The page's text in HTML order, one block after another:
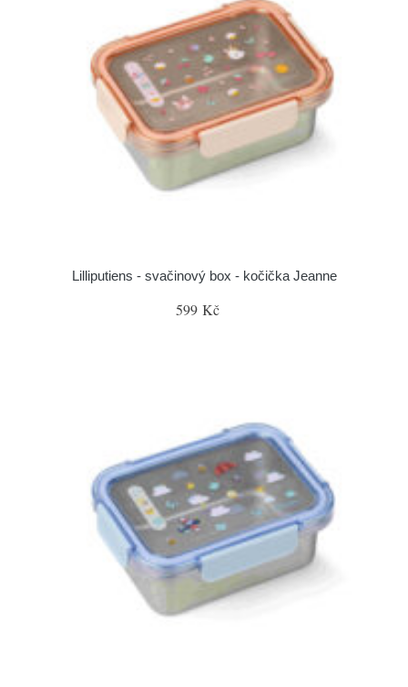
Lilliputiens - svačinový box - kočička Jeanne
599 Kč